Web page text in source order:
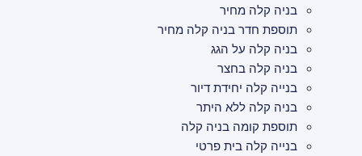
בניה קלה מחיר
תוספת חדר בניה קלה מחיר
בניה קלה על הגג
בניה קלה בחצר
בנייה קלה יחידת דיור
בניה קלה ללא היתר
תוספת קומה בניה קלה
בנייה קלה בית פרטי